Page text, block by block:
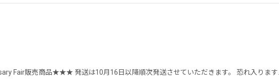
Fair販売商品★★★ 発送は10月16日以降順次発送させていただきます。 恐れ入ります…